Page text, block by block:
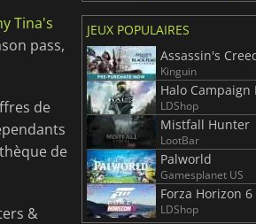
Tina's
pass,
de
de
&
JEUX POPULAIRES
Kinguin
Halo Campaign
LDShop
Mistfall Hunter
LootBar
Palworld
Gamesplanet US
Forza Horizon 6
LDShop